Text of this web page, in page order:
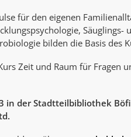
für den eigenen
Säuglings-
bilden die Basis des
Zeit und Raum für Fragen
in der Stadtteilbibliothek